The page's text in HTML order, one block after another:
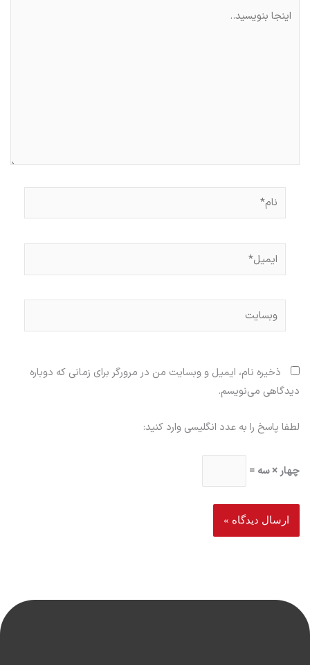
بنویسید..
نام*
ایمیل*
وبسایت
ذخیره نام، ایمیل و وبسایت من در مرورگر برای زمانی که دوباره
دیدگاهی می‌نویسم.
لطفا پاسخ را به عدد انگلیسی وارد کنید:
چهار × سه =